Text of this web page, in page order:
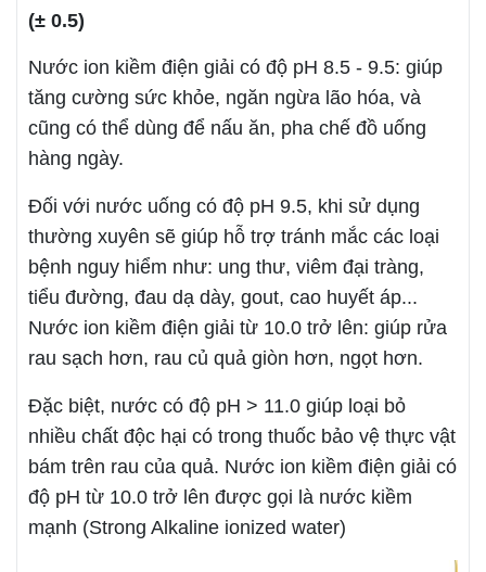
(± 0.5)
Nước ion kiềm điện giải có độ pH 8.5 - 9.5: giúp
tăng cường sức khỏe, ngăn ngừa lão hóa, và
cũng có thể dùng để nấu ăn, pha chế đồ uống
hàng ngày.
Đối với nước uống có độ pH 9.5, khi sử dụng
thường xuyên sẽ giúp hỗ trợ tránh mắc các loại
bệnh nguy hiểm như: ung thư, viêm đại tràng,
tiểu đường, đau dạ dày, gout, cao huyết áp...
Nước ion kiềm điện giải từ 10.0 trở lên: giúp rửa
rau sạch hơn, rau củ quả giòn hơn, ngọt hơn.
Đặc biệt, nước có độ pH > 11.0 giúp loại bỏ
nhiều chất độc hại có trong thuốc bảo vệ thực vật
bám trên rau của quả. Nước ion kiềm điện giải có
độ pH từ 10.0 trở lên được gọi là nước kiềm
mạnh (Strong Alkaline ionized water)